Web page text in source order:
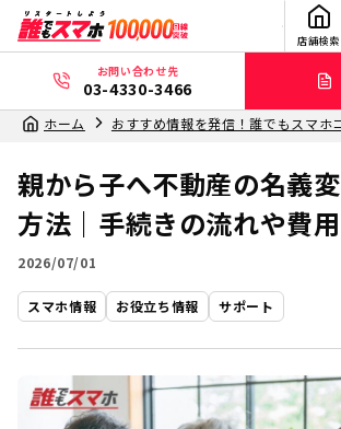
店舗検索
お問い合わせ先
03-4330-3466
ホーム おすすめ情報を発信！誰でもスマホ
親から子へ不動産の名義
方法｜手続きの流れや費
2026/07/01
スマホ情報 お役立ち情報 サポート